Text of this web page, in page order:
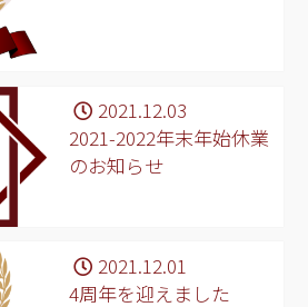
2021.12.03
2021-2022年末年始休業
のお知らせ
2021.12.01
4周年を迎えました